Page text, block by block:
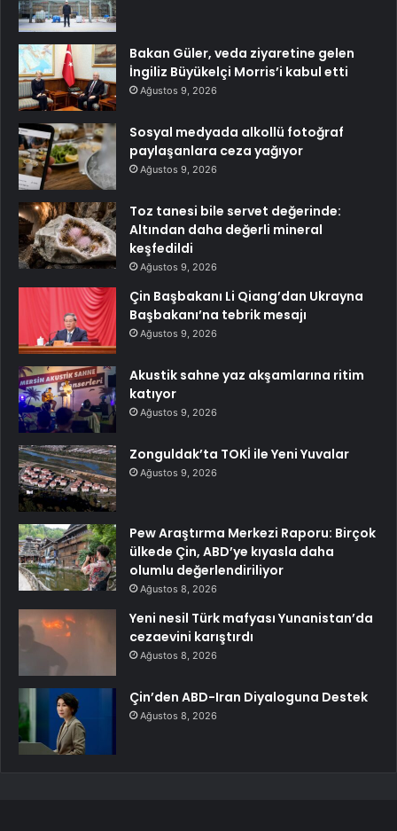
Bakan Güler, veda ziyaretine gelen
İngiliz Büyükelçi Morris’i kabul etti
Ağustos 9, 2026
Sosyal medyada alkollü fotoğraf
paylaşanlara ceza yağıyor
Ağustos 9, 2026
Toz tanesi bile servet değerinde:
Altından daha değerli mineral
keşfedildi
Ağustos 9, 2026
Çin Başbakanı Li Qiang’dan Ukrayna
Başbakanı’na tebrik mesajı
Ağustos 9, 2026
Akustik sahne yaz akşamlarına ritim
katıyor
Ağustos 9, 2026
Zonguldak’ta TOKİ ile Yeni Yuvalar
Ağustos 9, 2026
Pew Araştırma Merkezi Raporu: Birçok
ülkede Çin, ABD’ye kıyasla daha
olumlu değerlendiriliyor
Ağustos 8, 2026
Yeni nesil Türk mafyası Yunanistan’da
cezaevini karıştırdı
Ağustos 8, 2026
Çin’den ABD-Iran Diyaloguna Destek
Ağustos 8, 2026